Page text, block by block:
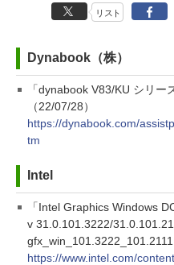
リスト
Dynabook（株）
「dynabook V83/KU シリー
（22/07/28）
https://dynabook.com/
tm
Intel
「Intel Graphics Windows
v 31.0.101.3222/
https://www.intel.com/